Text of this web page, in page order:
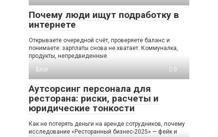
Почему люди ищут подработку в
интернете
Открываете очередной счёт, проверяете баланс и
понимаете: зарплаты снова не хватает. Коммуналка,
продукты, непредвиденные
Блог
0
Аутсорсинг персонала для
ресторана: риски, расчеты и
юридические тонкости
Как не потерять деньги на аренде сотрудников, почему
исследование «Ресторанный бизнес-2025» — фейк и